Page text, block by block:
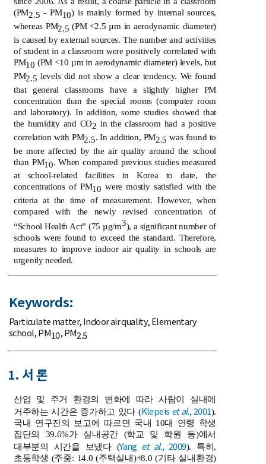
(PM2.5 - PM10) is mainly formed by internal sources,
whereas PM2.5 (PM <2.5 µm in aerodynamic diameter)
is caused by external sources. The number and activities
of student in a classroom were positively correlated with
PM10 (PM <10 µm in aerodynamic diameter) levels, but
PM2.5 levels did not show a clear tendency. We found
that general classrooms have a slightly higher PM
concentration than the special rooms (computer room
and laboratory). In addition, some studies showed that
the humidity and CO2 in the classroom had a positive
correlation with PM2.5. In addition, PM2.5 was found to
be more affected by the air quality around the school
than PM10. When compared previous studies measured
at school-related facilities in Korea to date, the
concentrations of PM10 were mostly satisfied with the
criteria at the time of measurement. However, when
compared with the newly revised concentration of
“School Health Act” (75 µg/m3), a significant number of
schools were found to exceed the standard. Therefore,
measures to improve indoor air quality in schools are
urgently needed.
Keywords:
Particulate matter,Indoor air quality,Elementary
school,PM10,PM2.5
1. 서 론
산업 및 주거 환경의 변화에 따라 사람이 실내에
거주하는 시간은 증가하고 있다 (Klepeis et al., 2001).
국내 연구진의 보고에 따르면 국내 10대 연령 학생
집단의 39.6%가 실내공간 (학교 및 학원 등)에서
대부분의 시간을 보냈다 (Yang et al., 2009). 특히,
초등학생 (주중: 14.0 (주택실내)+8.0 (기타 실내환경)